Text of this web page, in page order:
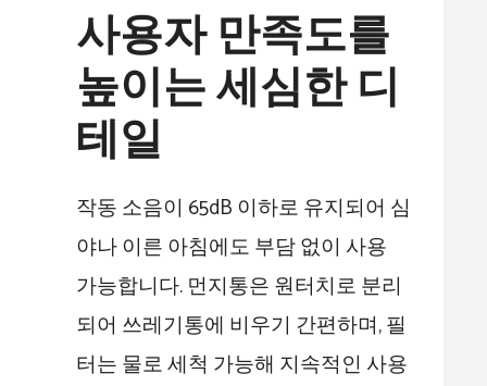
사용자 만족도를
높이는 세심한 디
테일
작동 소음이 65dB 이하로 유지되어 심
야나 이른 아침에도 부담 없이 사용
가능합니다. 먼지통은 원터치로 분리
되어 쓰레기통에 비우기 간편하며, 필
터는 물로 세척 가능해 지속적인 사용